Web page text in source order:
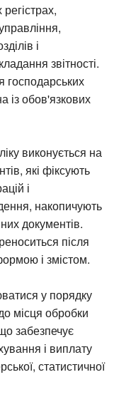
і
звітності.
господарських
із обов'язкових
виконується на
які фіксують
і
накопичують
документів.
після
і змістом.
у порядку
місця обробки
забезпечує
і виплату
статистичної